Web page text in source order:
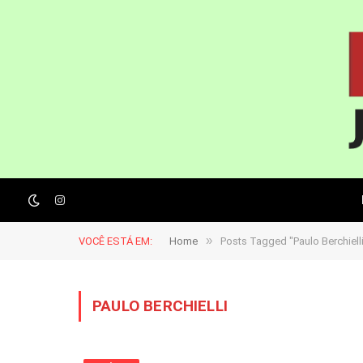
Instagram
VOCÊ ESTÁ EM: Home » Posts Tagged "Paulo
PAULO BERCHIELLI